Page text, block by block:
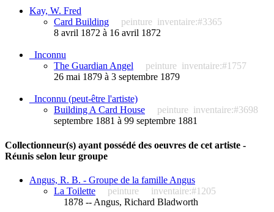
Kay, W. Fred
Card Building
peinture inventaire:#3365
8 avril 1872 à 16 avril 1872
_Inconnu
The Guardian Angel
peinture inventaire:#1757
26 mai 1879 à 3 septembre 1879
_Inconnu (peut-être l'artiste)
Building A Card House
peinture inventaire:#3698
septembre 1881 à 99 septembre 1881
Collectionneur(s) ayant possédé des oeuvres de cet artiste -
Réunis selon leur groupe
Angus, R. B. - Groupe de la famille Angus
La Toilette
peinture
inventaire:#1205
1878 -- Angus, Richard Bladworth